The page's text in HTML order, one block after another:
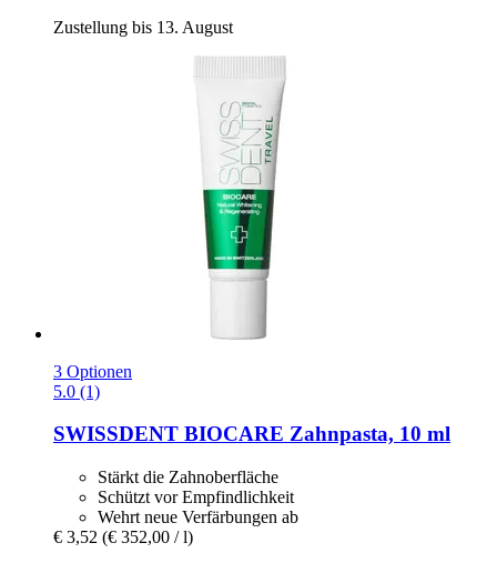
Zustellung bis 13. August
3 Optionen
5.0 (1)
SWISSDENT BIOCARE Zahnpasta, 10 ml
Stärkt die Zahnoberfläche
Schützt vor Empfindlichkeit
Wehrt neue Verfärbungen ab
€ 3,52 (€ 352,00 / l)